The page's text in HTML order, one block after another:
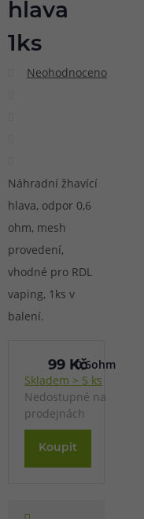
hlava
1ks
Neohodnoceno
Náhradní žhavící
hlava, odpor 0,6
ohm, mesh
provedení,
vhodné pro RDL
vaping, 1ks v
balení.
0,6ohm
Skladem > 5 ks
Nedostupné na
prodejnách
99 Kč
Koupit